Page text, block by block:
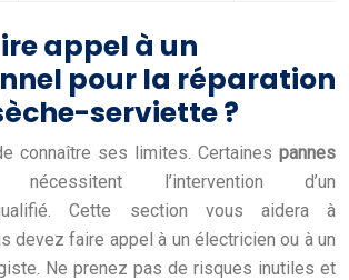
appel à un
pour la réparation
serviette ?
connaître ses limites. Certaines pannes
nécessitent l’intervention d’un
Cette section vous aidera à
devez faire appel à un électricien ou à un
Ne prenez pas de risques inutiles et